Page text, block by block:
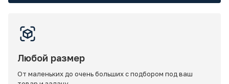
Любой размер
От маленьких до очень больших с подбором под ваш